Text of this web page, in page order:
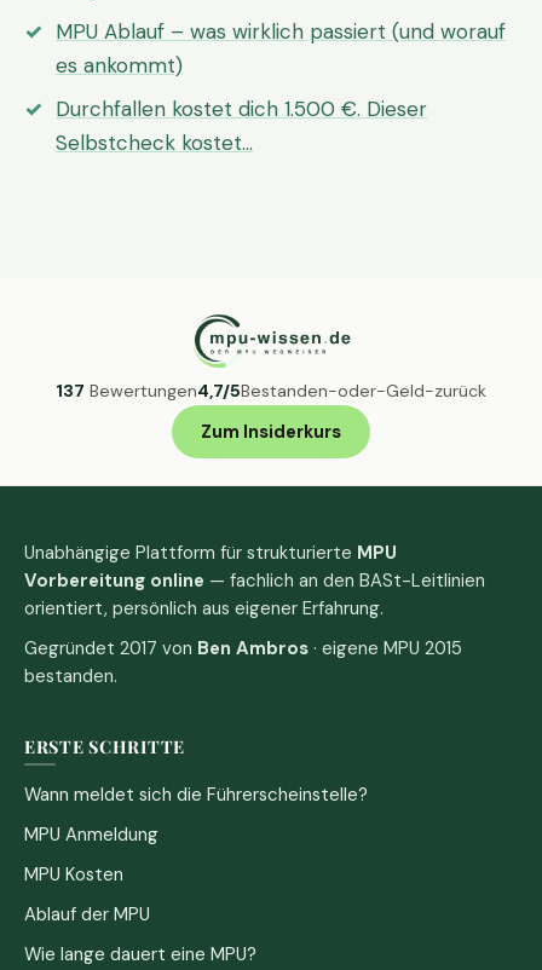
MPU Ablauf – was wirklich passiert (und worauf
es ankommt)
Durchfallen kostet dich 1.500 €. Dieser
Selbstcheck kostet…
137 Bewertungen4,7/5Bestanden-oder-Geld-zurück
Zum Insiderkurs
Unabhängige Plattform für strukturierte MPU
Vorbereitung online — fachlich an den BASt-Leitlinien
orientiert, persönlich aus eigener Erfahrung.
Gegründet 2017 von Ben Ambros · eigene MPU 2015
bestanden.
ERSTE SCHRITTE
Wann meldet sich die Führerscheinstelle?
MPU Anmeldung
MPU Kosten
Ablauf der MPU
Wie lange dauert eine MPU?